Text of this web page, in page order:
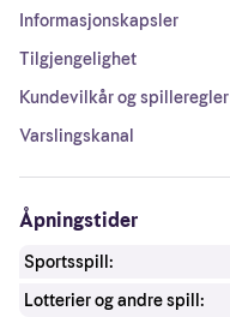
Informasjonskapsler
Tilgjengelighet
Kundevilkår og spilleregler
Varslingskanal
Åpningstider
Sportsspill:
Lotterier og andre spill: